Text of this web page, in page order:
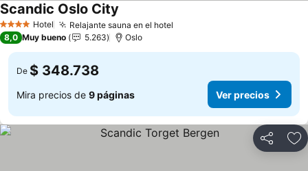
4 EstrellasHotel Relajante sauna en el hotel
Scandic Oslo City
8,0 Muy bueno 5.263 Oslo
De $ 348.738
Mira precios de 9 páginas Ver precios
Compartir